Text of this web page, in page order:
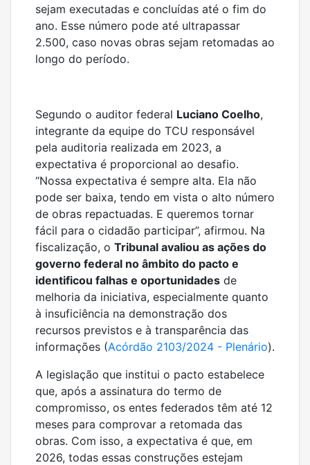
sejam executadas e concluídas até o fim do
ano. Esse número pode até ultrapassar
2.500, caso novas obras sejam retomadas ao
longo do período.
Segundo o auditor federal Luciano Coelho,
integrante da equipe do TCU responsável
pela auditoria realizada em 2023, a
expectativa é proporcional ao desafio.
“Nossa expectativa é sempre alta. Ela não
pode ser baixa, tendo em vista o alto número
de obras repactuadas. E queremos tornar
fácil para o cidadão participar”, afirmou. Na
fiscalização, o Tribunal avaliou as ações do
governo federal no âmbito do pacto e
identificou falhas e oportunidades de
melhoria da iniciativa, especialmente quanto
à insuficiência na demonstração dos
recursos previstos e à transparência das
informações (Acórdão 2103/2024 - Plenário).
A legislação que institui o pacto estabelece
que, após a assinatura do termo de
compromisso, os entes federados têm até 12
meses para comprovar a retomada das
obras. Com isso, a expectativa é que, em
2026, todas essas construções estejam